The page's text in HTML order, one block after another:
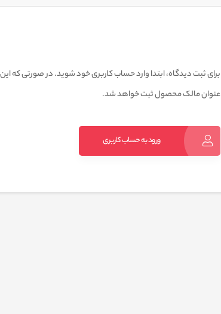
برای ثبت دیدگاه، ابتدا وارد حساب کاربری خود شوید. در صورتی که این
عنوان مالک محصول ثبت خواهد شد.
ورود به حساب کاربری